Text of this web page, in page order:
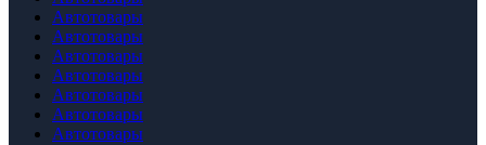
Автотовары
Автотовары
Автотовары
Автотовары
Автотовары
Автотовары
Автотовары